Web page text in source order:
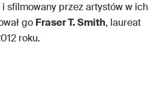
i sfilmowany przez artystów w ich
go Fraser T. Smith, laureat
roku.